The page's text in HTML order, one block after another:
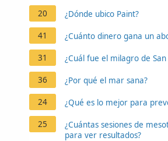
20
¿Dónde ubico Paint?
41 ¿Cuánto dinero gana un
31 ¿Cuál fue el milagro de San
36 ¿Por qué el mar sana?
24 ¿Qué es lo mejor para
25
¿Cuántas sesiones de
para ver resultados?